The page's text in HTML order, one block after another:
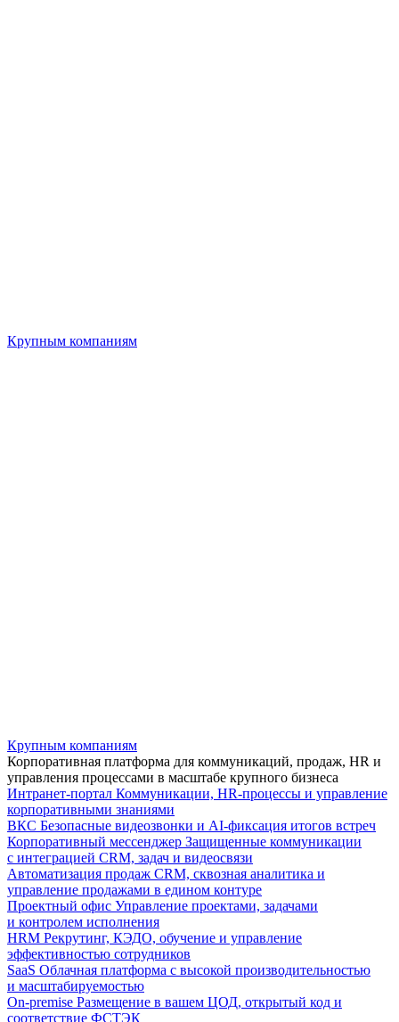
Крупным компаниям
Крупным компаниям
Корпоративная платформа для коммуникаций, продаж, HR и
управления процессами в масштабе крупного бизнеса
Интранет-портал Коммуникации, HR-процессы и управление
корпоративными знаниями
ВКС Безопасные видеозвонки и AI-фиксация итогов встреч
Корпоративный мессенджер Защищенные коммуникации
с интеграцией CRM, задач и видеосвязи
Автоматизация продаж CRM, сквозная аналитика и
управление продажами в едином контуре
Проектный офис Управление проектами, задачами
и контролем исполнения
HRM Рекрутинг, КЭДО, обучение и управление
эффективностью сотрудников
SaaS Облачная платформа с высокой производительностью
и масштабируемостью
On-premise Размещение в вашем ЦОД, открытый код и
соответствие ФСТЭК